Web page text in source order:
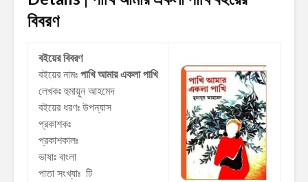
বিবরণ
বইয়ের বিবরণ
বইয়ের নামঃ পাখি আমার একলা পাখি
লেখকঃহুমায়ূন আহমেদ
বইয়ের ধরণঃ উপন্যাস
প্রকাশকঃ
প্রকাশকালঃ
ভাষাঃ বাংলা
পাতা সংখ্যাঃ টি